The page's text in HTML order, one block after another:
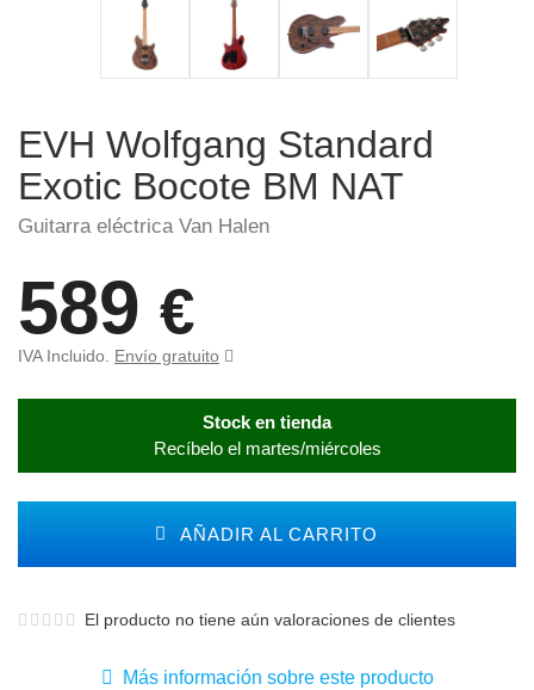
EVH Wolfgang Standard
Exotic Bocote BM NAT
Guitarra eléctrica Van Halen
589 €
IVA Incluido. Envío gratuito
Stock en tienda
Recíbelo el martes/miércoles
AÑADIR AL CARRITO
El producto no tiene aún valoraciones de clientes
Más información sobre este producto